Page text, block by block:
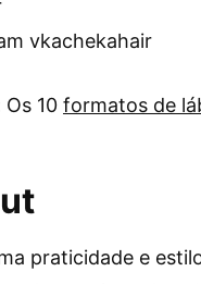
vkachekahair
10 formatos de
praticidade e